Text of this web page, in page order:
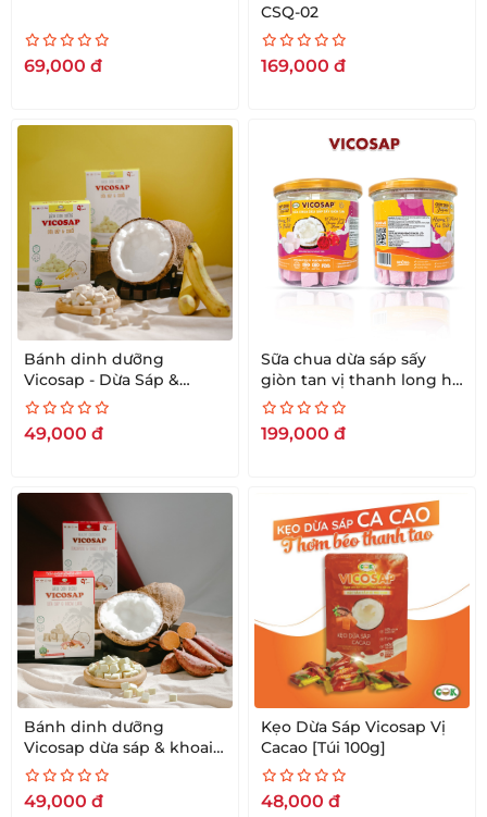
69,000 đ
CSQ-02
169,000 đ
Bánh dinh dưỡng
Vicosap - Dừa Sáp &
Chuối [18g]
49,000 đ
Sữa chua dừa sáp sấy
giòn tan vị thanh long hũ
60g
199,000 đ
Bánh dinh dưỡng
Vicosap dừa sáp & khoai
lang 18g
49,000 đ
Kẹo Dừa Sáp Vicosap Vị
Cacao [Túi 100g]
48,000 đ